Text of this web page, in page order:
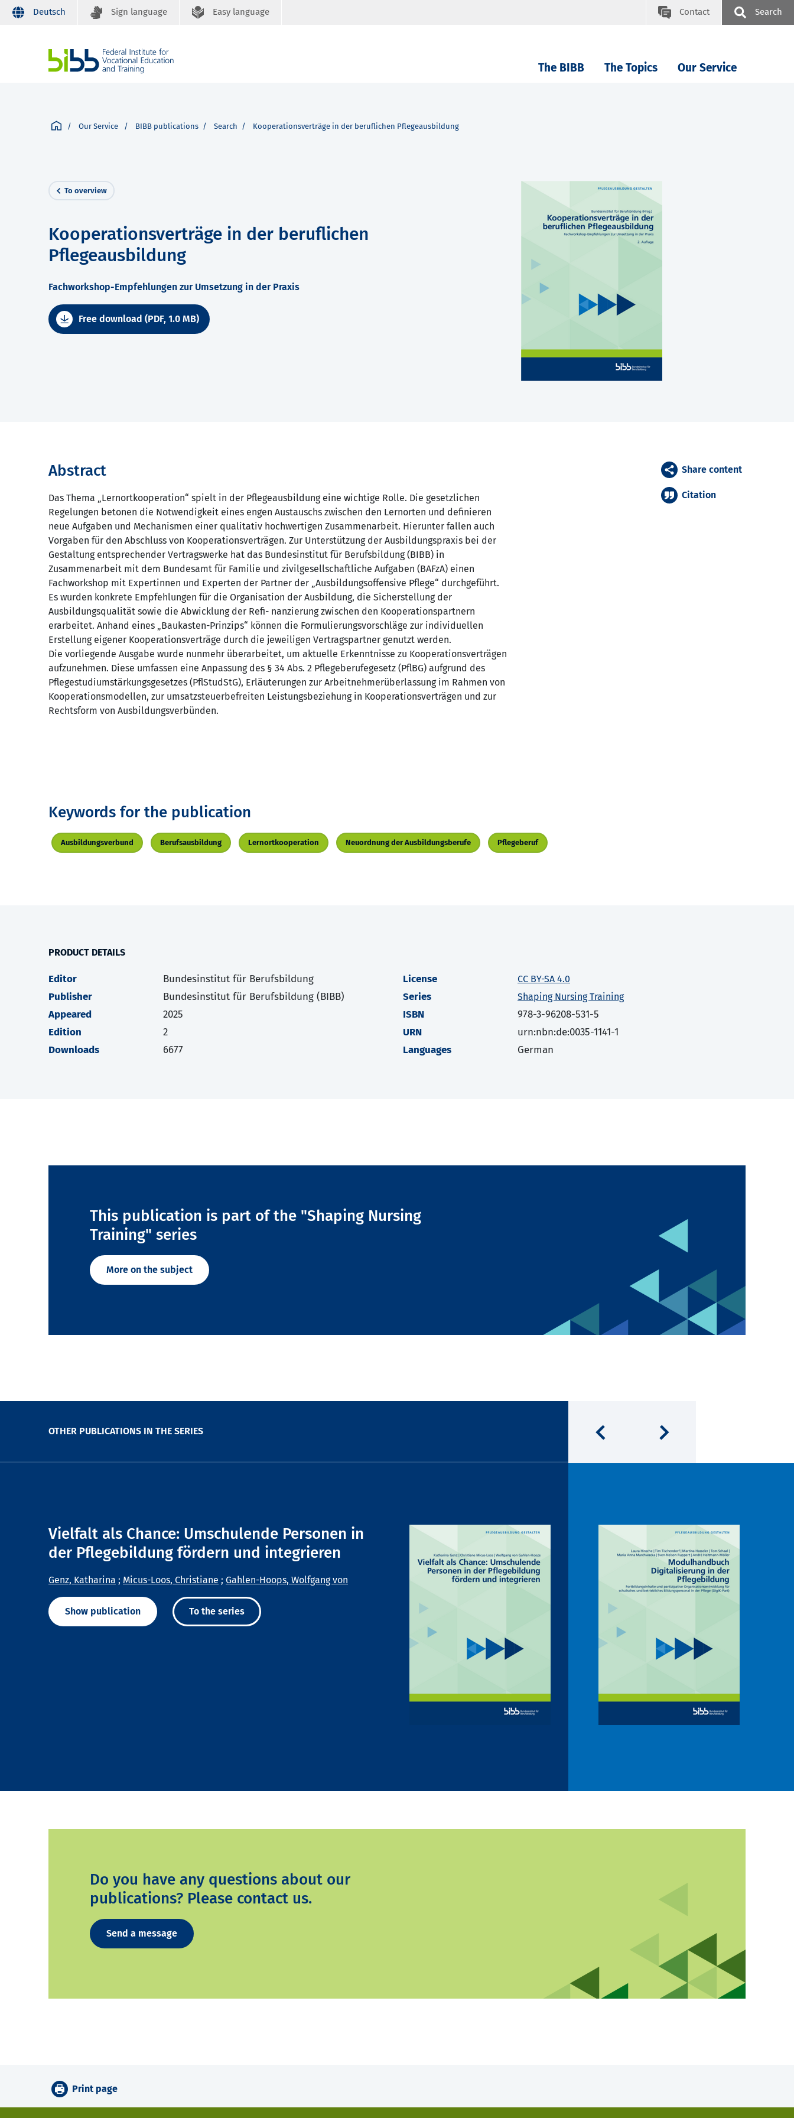
Deutsch Sign language Easy language Contact Search
The BIBB The Topics Our Service
Our Service BIBB publications Search Kooperationsverträge in der beruflichen Pflegeausbildung
To overview
Kooperationsverträge in der beruflichen
Pflegeausbildung
Fachworkshop-Empfehlungen zur Umsetzung in der Praxis
Free download (PDF, 1.0 MB)
Abstract
Das Thema „Lernortkooperation“ spielt in der Pflegeausbildung eine wichtige Rolle. Die gesetzlichen
Regelungen betonen die Notwendigkeit eines engen Austauschs zwischen den Lernorten und definieren
neue Aufgaben und Mechanismen einer qualitativ hochwertigen Zusammenarbeit. Hierunter fallen auch
Vorgaben für den Abschluss von Kooperationsverträgen. Zur Unterstützung der Ausbildungspraxis bei der
Gestaltung entsprechender Vertragswerke hat das Bundesinstitut für Berufsbildung (BIBB) in
Zusammenarbeit mit dem Bundesamt für Familie und zivilgesellschaftliche Aufgaben (BAFzA) einen
Fachworkshop mit Expertinnen und Experten der Partner der „Ausbildungsoffensive Pflege“ durchgeführt.
Es wurden konkrete Empfehlungen für die Organisation der Ausbildung, die Sicherstellung der
Ausbildungsqualität sowie die Abwicklung der Refi- nanzierung zwischen den Kooperationspartnern
erarbeitet. Anhand eines „Baukasten-Prinzips“ können die Formulierungsvorschläge zur individuellen
Erstellung eigener Kooperationsverträge durch die jeweiligen Vertragspartner genutzt werden.
Die vorliegende Ausgabe wurde nunmehr überarbeitet, um aktuelle Erkenntnisse zu Kooperationsverträgen
aufzunehmen. Diese umfassen eine Anpassung des § 34 Abs. 2 Pflegeberufegesetz (PflBG) aufgrund des
Pflegestudiumstärkungsgesetzes (PflStudStG), Erläuterungen zur Arbeitnehmerüberlassung im Rahmen von
Kooperationsmodellen, zur umsatzsteuerbefreiten Leistungsbeziehung in Kooperationsverträgen und zur
Rechtsform von Ausbildungsverbünden.
Share content
Citation
Keywords for the publication
Ausbildungsverbund Berufsausbildung Lernortkooperation Neuordnung der Ausbildungsberufe Pflegeberuf
PRODUCT DETAILS
Editor
Bundesinstitut für Berufsbildung
Publisher
Bundesinstitut für Berufsbildung (BIBB)
Appeared
2025
Edition
2
Downloads
6677
License CC BY-SA 4.0
Series Shaping Nursing Training
ISBN
978-3-96208-531-5
URN
urn:nbn:de:0035-1141-1
Languages
German
This publication is part of the "Shaping Nursing
Training" series
More on the subject
OTHER PUBLICATIONS IN THE SERIES
Vielfalt als Chance: Umschulende Personen in
der Pflegebildung fördern und integrieren
Genz, Katharina ; Micus-Loos, Christiane ; Gahlen-Hoops, Wolfgang von
Show publication To the series
Do you have any questions about our
publications? Please contact us.
Send a message
Print page